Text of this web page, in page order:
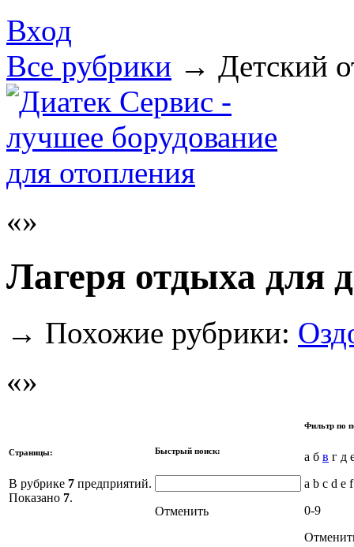
Вход
Все рубрики → Детский
Лагеря отдыха для
→ Похожие рубрики:
Страницы:
В рубрике 7 предприятий.
Показано 7.
Быстрый поиск:
Отменить
Фильтр по
а б в г д
a b c d e
0-9